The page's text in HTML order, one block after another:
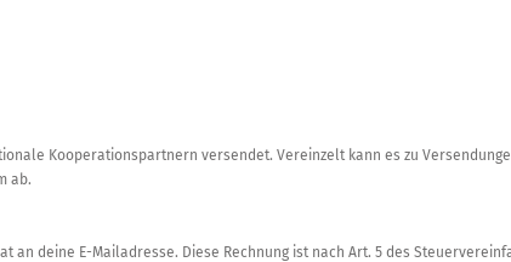
Kooperationspartnern versendet. Vereinzelt kann es zu
ab.
deine E-Mailadresse. Diese Rechnung ist nach Art. 5 des